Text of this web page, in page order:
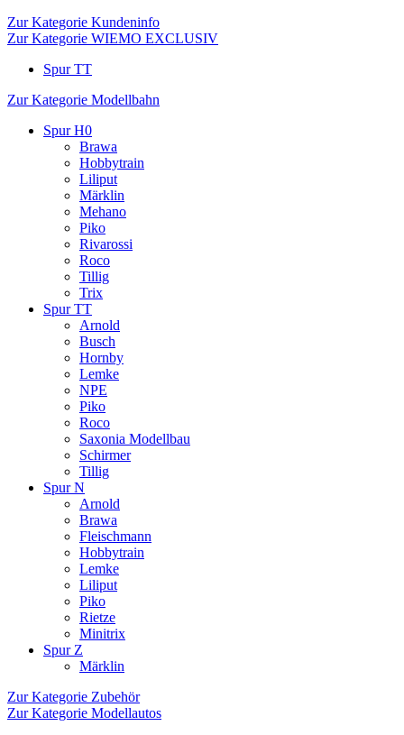
Zur Kategorie Kundeninfo
Zur Kategorie WIEMO EXCLUSIV
Spur TT
Zur Kategorie Modellbahn
Spur H0
Brawa
Hobbytrain
Liliput
Märklin
Mehano
Piko
Rivarossi
Roco
Tillig
Trix
Spur TT
Arnold
Busch
Hornby
Lemke
NPE
Piko
Roco
Saxonia Modellbau
Schirmer
Tillig
Spur N
Arnold
Brawa
Fleischmann
Hobbytrain
Lemke
Liliput
Piko
Rietze
Minitrix
Spur Z
Märklin
Zur Kategorie Zubehör
Zur Kategorie Modellautos